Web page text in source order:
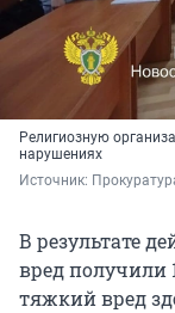
Религиозную
нарушениях
Источник:
В результате
вред получили
тяжкий вред